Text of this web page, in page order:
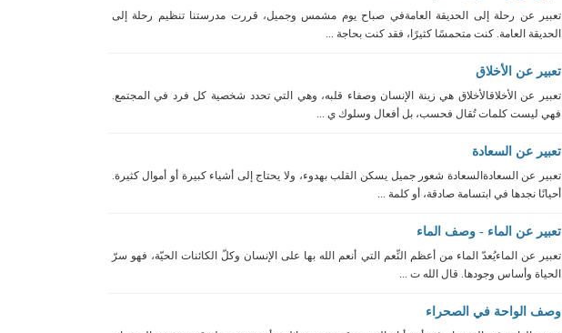
تعبير عن رحلة إلى الحديقة العامةفي صباح يوم مشمس وجميل، قررت مدرستنا تنظيم رحلة إلى
الحديقة العامة. كنت متحمسًا كثيرًا، فقد كنت بحاجة ...
تعبير عن الأخلاق
تعبير عن الأخلاقالأخلاق هي زينة الإنسان وصفاء قلبه، وهي التي تحدد شخصية كل فرد في المجتمع.
فهي ليست كلمات تُقال فحسب، بل أفعال وسلوك ي ...
تعبير عن السعادة
تعبير عن السعادةالسعادة شعور جميل يسكن القلب بهدوء، ولا يحتاج إلى أشياء كبيرة أو أموال كثيرة.
أحيانًا نجدها في ابتسامة صادقة، أو كلمة ...
تعبير عن الماء - وصف الماء
تعبير عن الماءيُعدّ الماء من أعظم النِّعم التي أنعم الله بها على الإنسان وكلّ الكائنات الحيّة، فهو سرّ
الحياة وأساس وجودها. قال الله ت ...
وصف الواحة في الصحراء